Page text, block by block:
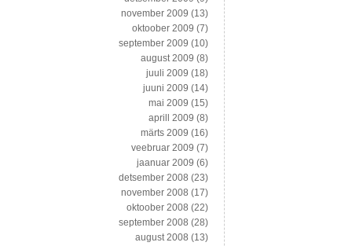
november 2009 (13)
oktoober 2009 (7)
september 2009 (10)
august 2009 (8)
juuli 2009 (18)
juuni 2009 (14)
mai 2009 (15)
aprill 2009 (8)
märts 2009 (16)
veebruar 2009 (7)
jaanuar 2009 (6)
detsember 2008 (23)
november 2008 (17)
oktoober 2008 (22)
september 2008 (28)
august 2008 (13)